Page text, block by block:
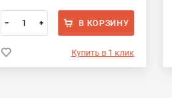
– + В КОРЗИНУ
Купить в 1 клик